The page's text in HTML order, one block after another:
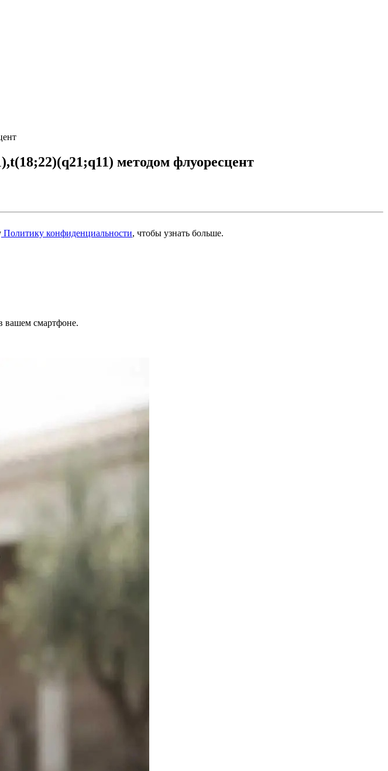
методом флуоресцент
Политику конфиденциальности, чтобы узнать больше.
вашем смартфоне.